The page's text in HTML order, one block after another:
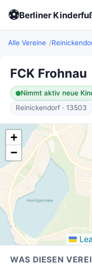
⚽Berliner
Alle Vereine
FCK Frohnau
Nimmt aktiv neue
Reinickendorf · 13503
+
−
WAS DIESEN